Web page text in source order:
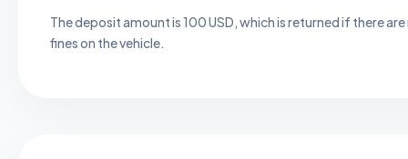
The deposit amount is 100 USD, which is returned if there are
fines on the vehicle.